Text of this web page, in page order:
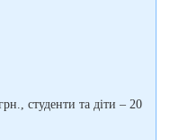
студенти та діти – 20